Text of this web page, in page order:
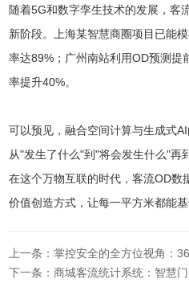
随着5G和数字孪生技术的发展，客
新阶段。上海某智慧商圈项目已能
率达89%；广州南站利用OD预测提
率提升40%。
可以预见，融合空间计算与生成式
从"发生了什么"到"将会发生什么"再
在这个万物互联的时代，客流OD数
价值创造方式，让每一平方米都能
下一条：商城客流统计系统：智慧